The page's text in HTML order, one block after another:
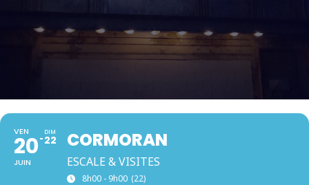
VEN
20
JUIN
DIM
22 CORMORAN
ESCALE & VISITES
8h00 - 9h00 (22)